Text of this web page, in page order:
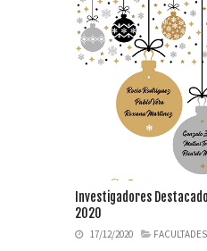
Investigadores
2020
17/12/2020 FACULTADES